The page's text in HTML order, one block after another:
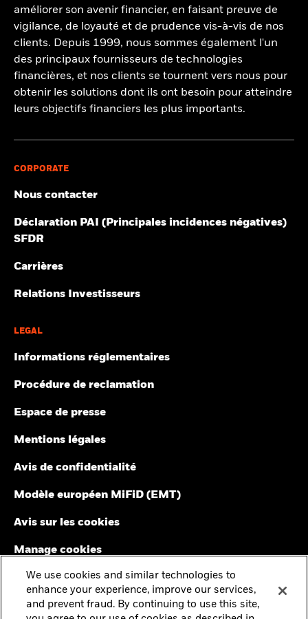
améliorer son avenir financier, en faisant preuve de
vigilance, de loyauté et de prudence vis-à-vis de nos
clients. Depuis 1999, nous sommes également l'un
des principaux fournisseurs de technologies
financières, et nos clients se tournent vers nous pour
obtenir les solutions dont ils ont besoin pour atteindre
leurs objectifs financiers les plus importants.
CORPORATE
Nous contacter
Déclaration PAI (Principales incidences négatives)
SFDR
Carrières
Relations Investisseurs
LEGAL
Informations réglementaires
Procédure de reclamation
Espace de presse
Mentions légales
Avis de confidentialité
Modèle européen MiFiD (EMT)
Avis sur les cookies
Manage cookies
© 2026 BlackRock, Inc. Tous droits réservés.
We use cookies and similar technologies to
enhance your experience, improve our services,
and prevent fraud. By continuing to use this site,